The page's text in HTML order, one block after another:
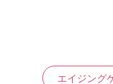
エイジング